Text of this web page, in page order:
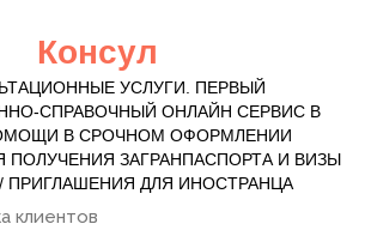
Консул
УСЛУГИ. ПЕРВЫЙ
СПРАВОЧНЫЙ ОНЛАЙН СЕРВИС В
В СРОЧНОМ ОФОРМЛЕНИИ
ПОЛУЧЕНИЯ ЗАГРАНПАСПОРТА И ВИЗЫ
ПРИГЛАШЕНИЯ ДЛЯ ИНОСТРАНЦА
клиентов